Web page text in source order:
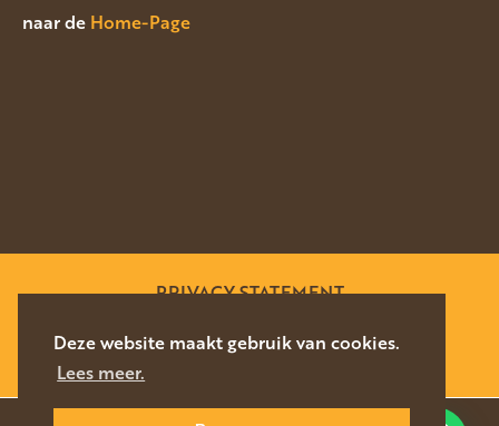
Deze website maakt gebruik van cookies.
Lees meer.
naar de Home-Page
PRIVACY STATEMENT
WEBSITE DOOR